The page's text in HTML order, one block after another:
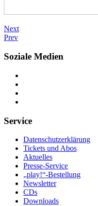
Next
Prev
Soziale Medien
Service
Datenschutzerklärung
Tickets und Abos
Aktuelles
Presse-Service
„play!“-Bestellung
Newsletter
CDs
Downloads